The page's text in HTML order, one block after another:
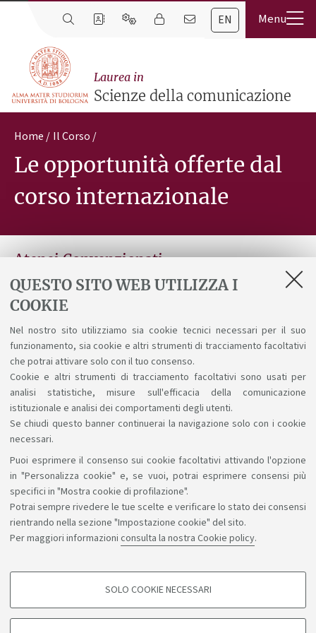
QUESTO SITO WEB UTILIZZA I
COOKIE
Nel nostro sito utilizziamo sia cookie tecnici necessari per il suo
funzionamento, sia cookie e altri strumenti di tracciamento facoltativi
che potrai attivare solo con il tuo consenso.
Cookie e altri strumenti di tracciamento facoltativi sono usati per
analisi statistiche, misure sull'efficacia della comunicazione
istituzionale e analisi dei comportamenti degli utenti.
Se chiudi questo banner continuerai la navigazione solo con i cookie
necessari.
Puoi esprimere il consenso sui cookie facoltativi attivando l'opzione
in "Personalizza cookie" e, se vuoi, potrai esprimere consensi più
specifici in "Mostra cookie di profilazione".
Potrai sempre rivedere le tue scelte e verificare lo stato dei consensi
rientrando nella sezione "Impostazione cookie" del sito.
Per maggiori informazioni consulta la nostra Cookie policy.
COOKIE DI PROFILAZIONE - FACOLTATIVI
SOLO COOKIE NECESSARI
EN
Laurea in
Scienze della comunicazione
Home Il Corso
Le opportunità offerte dal
corso internazionale
Atenei Convenzionati
UNIVERSITÀ DEGLI STUDI DELLA REPUBBLICA DI SAN
MARINO
In evidenza
Accordi di cooperazione
Sosteniamo il diritto alla conoscenza
Seguici su: